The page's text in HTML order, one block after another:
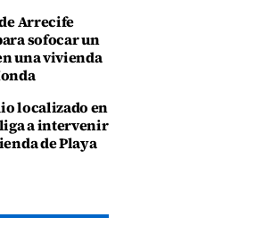
Arrecife
sofocar un
una vivienda
localizado en
a intervenir
de Playa